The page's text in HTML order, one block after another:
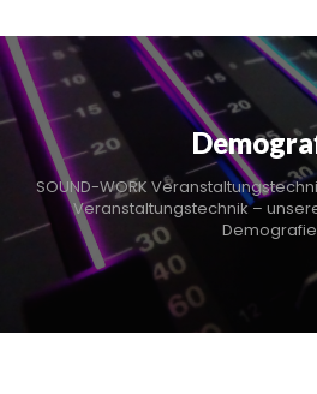
SOUND-WORK
Veranstaltungstechnik –
Demografie